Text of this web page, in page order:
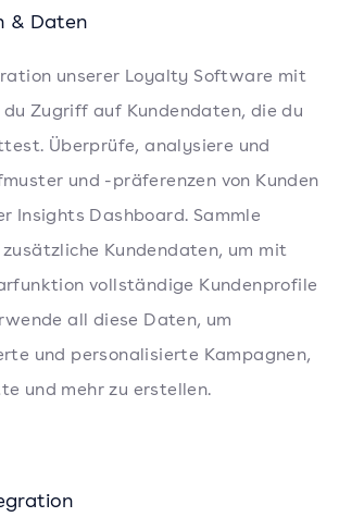
& Daten
unserer Loyalty Software mit
Zugriff auf Kundendaten, die du
Überprüfe, analysiere und
und -präferenzen von Kunden
Insights Dashboard. Sammle
Kundendaten, um mit
vollständige Kundenprofile
all diese Daten, um
und personalisierte Kampagnen,
und mehr zu erstellen.